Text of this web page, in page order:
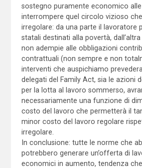
sostegno puramente economico
interrompere quel circolo vizioso
irregolare: da una parte il lavoratore
statali destinati alla povertà,
non adempie alle obbligazioni
contrattuali (non sempre e non
interventi che auspichiamo
delegati del Family Act, sia le azioni
per la lotta al lavoro sommerso,
necessariamente una funzione di
costo del lavoro che permetterà il
minor costo del lavoro regolare
irregolare.
In conclusione: tutte le norme che
potrebbero generare un’offerta di
economici in aumento, tendenza